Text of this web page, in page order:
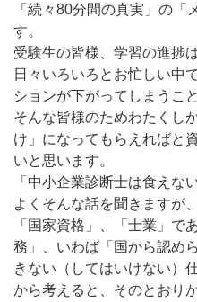
「続々80分間の真実」の
す。
受験生の皆様、学習の進捗
日々いろいろとお忙しい中
ションが下がってしまうこ
そんな皆様のためわたくし
け」になってもらえればと
いと思います。
「中小企業診断士は食えな
よくそんな話を聞きますが
「国家資格」、「士業」で
務」、いわば「国から認め
きない（してはいけない）
から考えると、そのとおり